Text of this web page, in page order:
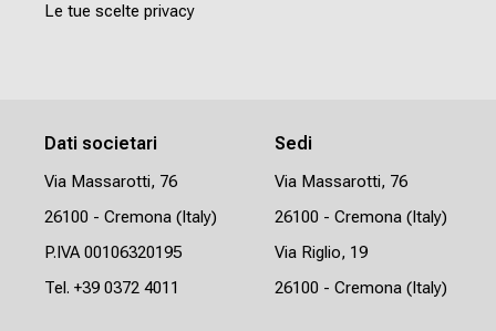
Le tue scelte privacy
Dati societari
Via Massarotti, 76
26100 - Cremona (Italy)
P.IVA 00106320195
Tel. +39 0372 4011
Sedi
Via Massarotti, 76
26100 - Cremona (Italy)
Via Riglio, 19
26100 - Cremona (Italy)